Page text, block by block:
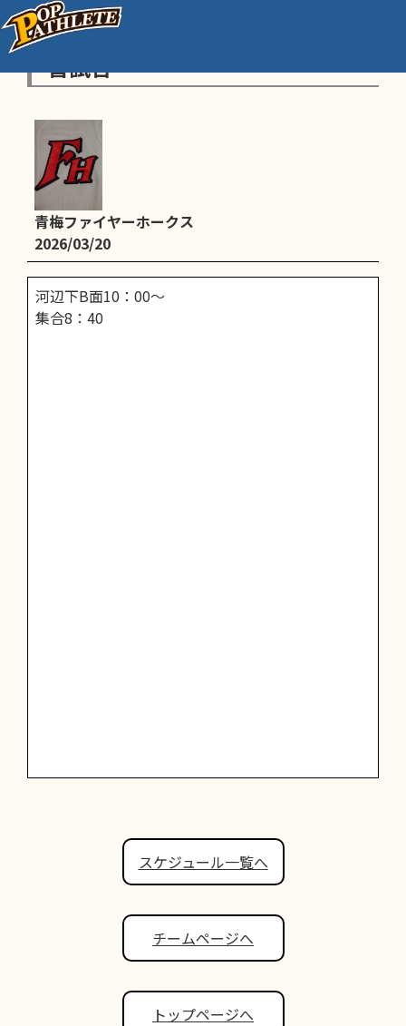
A:福生ジュニアトルースさん練
習試合
青梅ファイヤーホークス
2026/03/20
河辺下B面10：00～
集合8：40
スケジュール一覧へ
チームページへ
トップページへ